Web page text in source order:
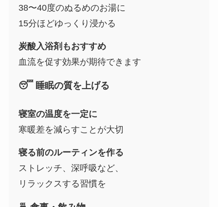
38〜40度のぬるめのお湯に
15分ほどゆっくり浸かる
炭酸入浴剤もおすすめ
血流を促す効果が期待できます
😴 睡眠の質を上げる
寝室の温度を一定に
寒暖差を減らすことが大切
寝る前のルーティンを作る
ストレッチ、深呼吸など、
リラックスする習慣を